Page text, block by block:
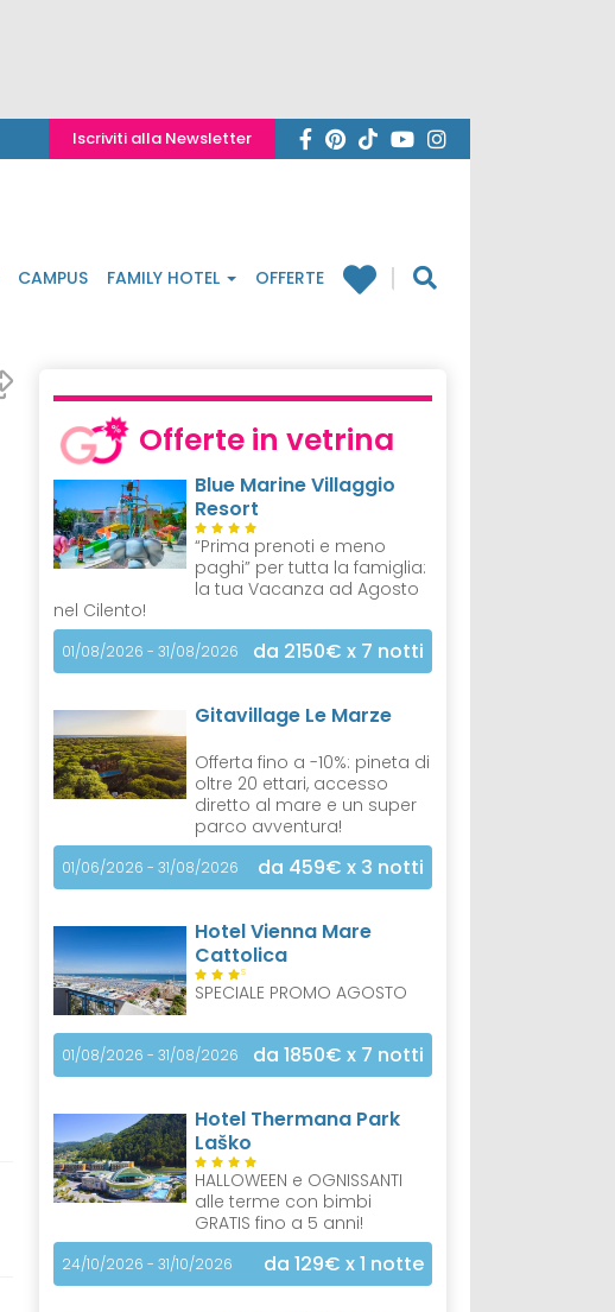
Iscriviti alla Newsletter
CAMPUS FAMILY HOTEL OFFERTE
Offerte in vetrina
Blue Marine Villaggio
Resort
“Prima prenoti e meno
paghi” per tutta la famiglia:
la tua Vacanza ad Agosto
nel Cilento!
01/08/2026 - 31/08/2026 da 2150€ x 7 notti
Gitavillage Le Marze
Offerta fino a -10%: pineta di
oltre 20 ettari, accesso
diretto al mare e un super
parco avventura!
01/06/2026 - 31/08/2026 da 459€ x 3 notti
Hotel Vienna Mare
Cattolica
S
SPECIALE PROMO AGOSTO
01/08/2026 - 31/08/2026 da 1850€ x 7 notti
Hotel Thermana Park
Laško
HALLOWEEN e OGNISSANTI
alle terme con bimbi
GRATIS fino a 5 anni!
24/10/2026 - 31/10/2026 da 129€ x 1 notte